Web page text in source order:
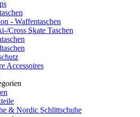
- Waffentaschen
Cross Skate Taschen
Accessoires
& Nordic Schlittschuhe